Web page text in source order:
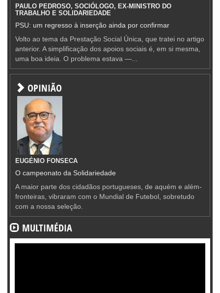
PAULO PEDROSO, SOCIÓLOGO, EX-MINISTRO DO
TRABALHO E SOLIDARIEDADE
PSU: um regresso à inserção ainda por confirmar
Volto ao tema da Prestação Social Única, que tratei no artigo
anterior. A simplificação dos apoios sociais é, em si mesma,
uma boa ideia. O problema estava —...
OPINIÃO
EUGÉNIO FONSECA
O campeonato da Solidariedade
A maior parte dos cidadãos portugueses, de aquém e além-
fronteiras, vibraram com o Mundial de Futebol, sobretudo
com a nossa seleção.
MULTIMÉDIA